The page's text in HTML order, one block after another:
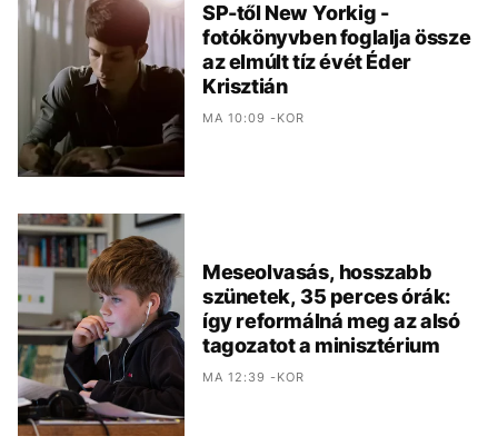
SP-től New Yorkig -
fotókönyvben foglalja össze
az elmúlt tíz évét Éder
Krisztián
MA 10:09 -KOR
Meseolvasás, hosszabb
szünetek, 35 perces órák:
így reformálná meg az alsó
tagozatot a minisztérium
MA 12:39 -KOR